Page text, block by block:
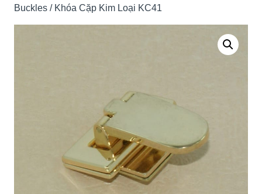
Buckles / Khóa Cặp Kim Loại KC41